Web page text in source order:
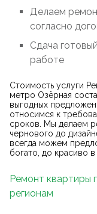
Делаем
согласно
Сдача
работе
Стоимость услуги
метро Озёрная
выгодных
относимся к
сроков. Мы делаем
чернового до
всегда можем
богато, до красиво
Ремонт квартиры
регионам